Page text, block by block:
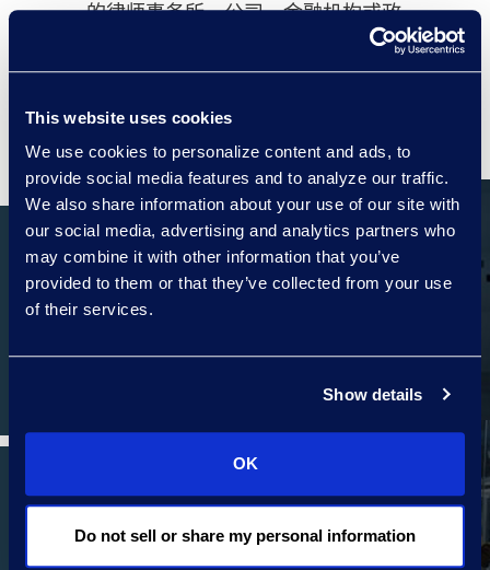
This website uses cookies
We use cookies to personalize content and ads, to
provide social media features and to analyze our traffic.
We also share information about your use of our site with
our social media, advertising and analytics partners who
may combine it with other information that you’ve
provided to them or that they’ve collected from your use
of their services.
Show details
OK
Do not sell or share my personal information
的律师事务所、公司、金融机构或政
府机构简化各种法律解决方案，这样
您就可以专注于运营您的业务和管理
您的法律案件的前沿。
探索我们的服务。
电子发现，诉讼和调查服务